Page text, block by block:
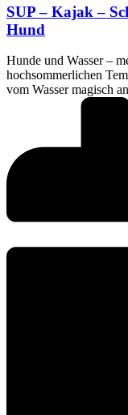
SUP – Kajak –
Hund
Hunde und Wasser –
hochsommerlichen
vom Wasser magisch